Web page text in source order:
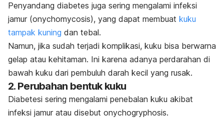
Penyandang diabetes juga sering mengalami infeksi
jamur (onychomycosis), yang dapat membuat kuku
tampak kuning dan tebal.
Namun, jika sudah terjadi komplikasi, kuku bisa berwarna
gelap atau kehitaman. Ini karena adanya perdarahan di
bawah kuku dari pembuluh darah kecil yang rusak.
2. Perubahan bentuk kuku
Diabetesi sering mengalami penebalan kuku akibat
infeksi jamur atau disebut onychogryphosis.